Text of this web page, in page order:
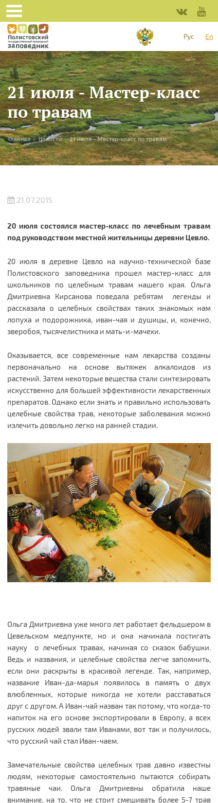
Skip to main content
Рус
En
21 июля - Мастер-класс
по травам
You are here
Главная » Новости » 21 июля - Мастер-класс по травам
21.07.2015
20 июля состоялся мастер-класс по лечебным травам
под руководством местной жительницы деревни Цевло.
20 июля в деревне Цевло на научно-технической базе
Полистовского заповедника прошел мастер-класс для
школьников по целебным травам нашего края. Ольга
Дмитриевна Кирсанова поведала ребятам легенды и
рассказала о целебных свойствах таких знакомых нам
лопуха и подорожника, иван-чая и душицы, и, конечно,
зверобоя, тысячелистника и мать-и-мачехи.
Оказывается, все современные нам лекарства созданы
первоначально на основе вытяжек алкалоидов из
растений. Затем некоторые вещества стали синтезировать
искусственно для большей эффективности лекарственных
препаратов. Однако если знать и правильно использовать
целебные свойства трав, некоторые заболевания можно
излечить довольно легко на ранней стадии.
Ольга Дмитриевна уже много лет работает фельдшером в
Цевельском медпункте, но и она начинала постигать
науку о лечебных травах, начиная со сказок бабушки.
Ведь и названия, и целебные свойства легче запомнить,
если они раскрыты в красивой легенде. Так, например,
название Иван-да-марья появилось в память о двух
влюбленных, которые никогда не хотели расставаться
друг с другом. А Иван-чай назван так потому, что когда-то
напиток на его основе экспортировали в Европу, а всех
русских людей звали там Иванами, вот так и получилось,
что русский чай стал Иван-чаем.
Замечательные свойства целебных трав давно известны
людям, некоторые самостоятельно пытаются собирать
травяные чаи. Ольга Дмитриевны обратила наше
внимание, на то, что не стоит смешивать более 5-7 трав